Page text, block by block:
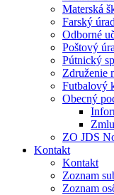
Materská
Farský úrad
Odborné
Poštový
Pútnický
Združenie
Futbalový
Obecný
ZO JDS
Kontakt
Kontakt
Zoznam
Zoznam